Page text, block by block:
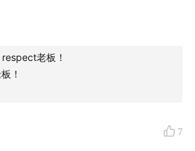
验丰富的处男处女：如何破解第一
么体验？
命中有段不那么一样的经历，不管你现
这里找到真正的自己。
docs/doccnapBo8adUasTdj
respect老板！
！
7